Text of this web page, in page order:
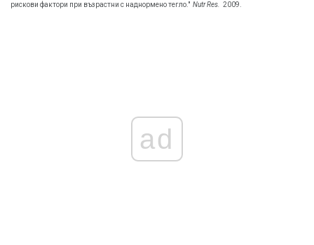
рискови фактори при възрастни с наднормено тегло." Nutr Res. 2009.
ad